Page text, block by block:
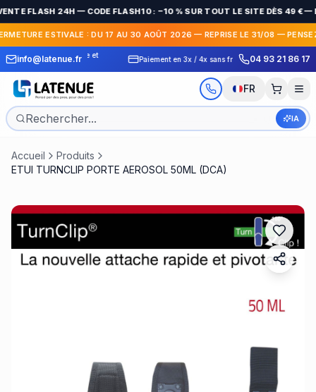
FLASH 24H — CODE FLASH10 : −10 % SUR TOUT LE SITE DÈS 49
ESTIVALE : DU 17 AU 30 AOÛT 2026 — REPRISE LE 31/08 —
info@latenue.fr
en France et
Paiement en 3x / 4x sans frais
30 jours pour
04 93 21 86 17
FR
IA
Accueil
Produits
ETUI TURNCLIP PORTE AEROSOL 50ML (DCA)